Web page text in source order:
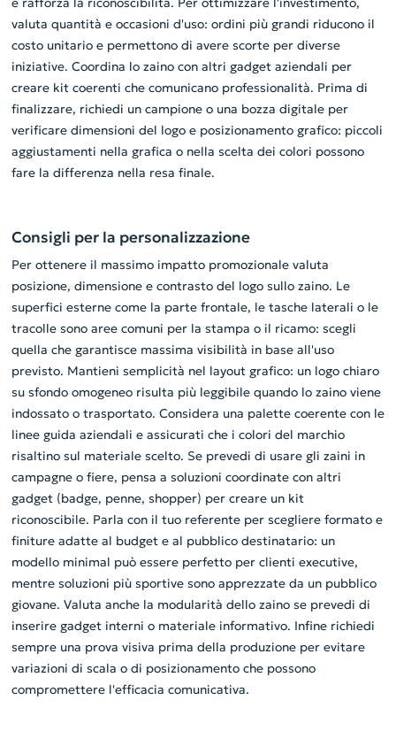
e rafforza la riconoscibilità. Per ottimizzare l'investimento,
valuta quantità e occasioni d'uso: ordini più grandi riducono il
costo unitario e permettono di avere scorte per diverse
iniziative. Coordina lo zaino con altri gadget aziendali per
creare kit coerenti che comunicano professionalità. Prima di
finalizzare, richiedi un campione o una bozza digitale per
verificare dimensioni del logo e posizionamento grafico: piccoli
aggiustamenti nella grafica o nella scelta dei colori possono
fare la differenza nella resa finale.
Consigli per la personalizzazione
Per ottenere il massimo impatto promozionale valuta
posizione, dimensione e contrasto del logo sullo zaino. Le
superfici esterne come la parte frontale, le tasche laterali o le
tracolle sono aree comuni per la stampa o il ricamo: scegli
quella che garantisce massima visibilità in base all'uso
previsto. Mantieni semplicità nel layout grafico: un logo chiaro
su sfondo omogeneo risulta più leggibile quando lo zaino viene
indossato o trasportato. Considera una palette coerente con le
linee guida aziendali e assicurati che i colori del marchio
risaltino sul materiale scelto. Se prevedi di usare gli zaini in
campagne o fiere, pensa a soluzioni coordinate con altri
gadget (badge, penne, shopper) per creare un kit
riconoscibile. Parla con il tuo referente per scegliere formato e
finiture adatte al budget e al pubblico destinatario: un
modello minimal può essere perfetto per clienti executive,
mentre soluzioni più sportive sono apprezzate da un pubblico
giovane. Valuta anche la modularità dello zaino se prevedi di
inserire gadget interni o materiale informativo. Infine richiedi
sempre una prova visiva prima della produzione per evitare
variazioni di scala o di posizionamento che possono
compromettere l'efficacia comunicativa.